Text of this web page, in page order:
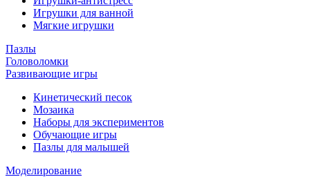
Игрушки для ванной
Мягкие игрушки
Пазлы
Головоломки
Развивающие игры
Кинетический песок
Мозаика
Наборы для экспериментов
Обучающие игры
Пазлы для малышей
Моделирование